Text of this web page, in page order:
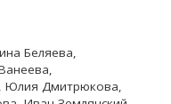
Беляева,
Юлия Дмитрюкова,